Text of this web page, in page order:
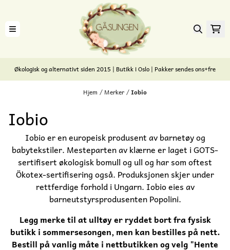
Økologisk og alternativt siden 2015 | Butikk i Oslo | Pakker sendes ons+fre
Hjem / Merker /Iobio
Iobio
Iobio er en europeisk produsent av barnetøy og
babytekstiler. Mesteparten av klærne er laget i GOTS-
sertifisert økologisk bomull og ull og har som oftest
Ökotex-sertifisering også. Produksjonen skjer under
rettferdige forhold i Ungarn. Iobio eies av
barneutstyrsprodusenten Popolini.
Legg merke til at ulltøy er ryddet bort fra fysisk
butikk i sommersesongen, men kan bestilles på nett.
Bestill på vanlig måte i nettbutikken og velg "Hente